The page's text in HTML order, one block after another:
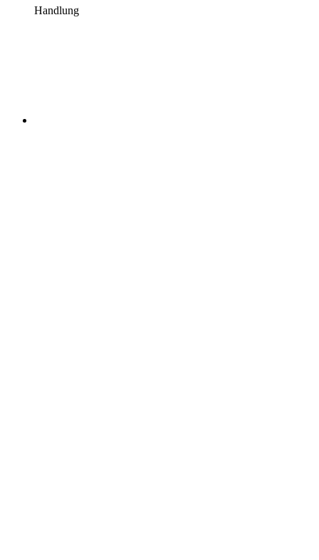
Handlung